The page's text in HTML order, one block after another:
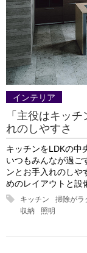
インテリア
「主役はキッ
れのしやすさ
キッチンをLDKの中
いつもみんなが過ご
ンとお手入れのしや
めのレイアウトと設
キッチン 掃除がラ
収納
照明